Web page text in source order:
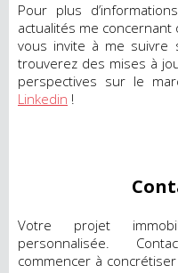
Pour plus
actualités me
vous invite à me suivre
trouverez des mises à
perspectives sur le
Linkedin !
Votre projet
personnalisée.
commencer à